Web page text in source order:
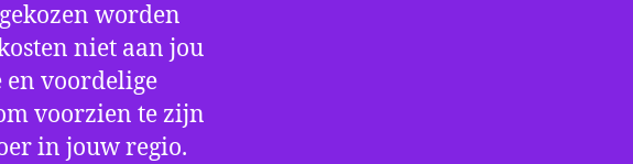
worden
niet aan jou
en voordelige
voorzien te zijn
in jouw regio.